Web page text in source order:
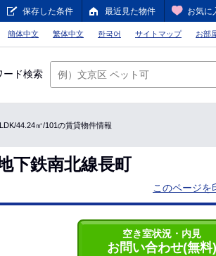
保存した条件 最近見た物件 お気に
簡体中文 繁体中文 한국어 サイトマップ お部
ード検索
44.24㎡/101の賃貸物件情報
下鉄南北線長町
このページを
空き室状況・内見
お問い合わせ(無料)